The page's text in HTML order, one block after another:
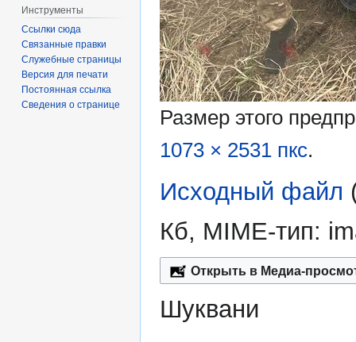
Размер этого
1073 × 2531 пкс.
Исходный файл
Кб, MIME-тип:
Открыть в Медиа-
Шуквани
Инструменты
Ссылки сюда
Связанные правки
Служебные страницы
Версия для печати
Постоянная ссылка
Сведения о странице